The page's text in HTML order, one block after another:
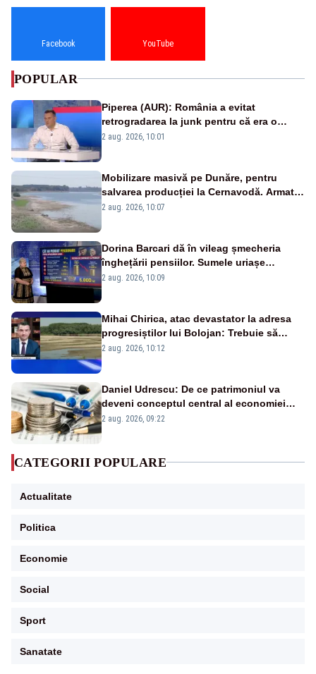
Facebook YouTube
POPULAR
Piperea (AUR): România a evitat
retrogradarea la junk pentru că era o
catastrofă pentru bănci și fondurile de
2 aug. 2026, 10:01
Mobilizare masivă pe Dunăre, pentru
salvarea producției la Cernavodă. Armata
va detona o stâncă și va devia apa
2 aug. 2026, 10:07
Dorina Barcari dă în vileag șmecheria
înghețării pensiilor. Sumele uriașe
pierdute de fiecare român
2 aug. 2026, 10:09
Mihai Chirica, atac devastator la adresa
progresiștilor lui Bolojan: Trebuie să
protejăm și natura, dar nu șținem omaneii
2 aug. 2026, 10:12
Daniel Udrescu: De ce patrimoniul va
deveni conceptul central al economiei
viitoare?
2 aug. 2026, 09:22
CATEGORII POPULARE
Actualitate
Politica
Economie
Social
Sport
Sanatate